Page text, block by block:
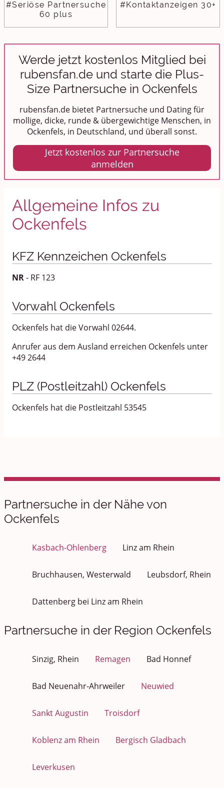
#Seriöse Partnersuche
60 plus
#Kontaktanzeigen 30+
Werde jetzt kostenlos Mitglied bei
rubensfan.de und starte die Plus-
Size Partnersuche in Ockenfels
rubensfan.de bietet Partnersuche und Dating für
mollige, dicke, runde & übergewichtige Menschen, in
Ockenfels, in Deutschland, und überall sonst.
Jetzt kostenlos zur Partnersuche
anmelden
Allgemeine Infos zu
Ockenfels
KFZ Kennzeichen Ockenfels
NR- RF 123
Vorwahl Ockenfels
Ockenfels hat die Vorwahl 02644.
Anrufer aus dem Ausland erreichen Ockenfels unter
+49 2644
PLZ (Postleitzahl) Ockenfels
Ockenfels hat die Postleitzahl 53545
Partnersuche in der Nähe von
Ockenfels
Kasbach-Ohlenberg Linz am Rhein
Bruchhausen, Westerwald Leubsdorf, Rhein
Dattenberg bei Linz am Rhein
Partnersuche in der Region Ockenfels
Sinzig, Rhein Remagen Bad Honnef
Bad Neuenahr-Ahrweiler Neuwied
Sankt Augustin Troisdorf
Koblenz am Rhein Bergisch Gladbach
Leverkusen